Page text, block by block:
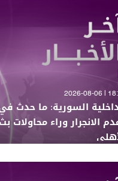
18:54 |
السورية: ما حدث
الانجرار وراء محاولات